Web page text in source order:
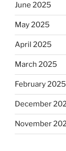
June 2025
May 2025
April 2025
March 2025
February 2025
December
November